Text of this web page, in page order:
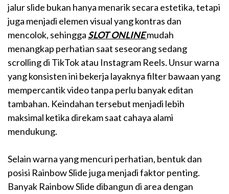
jalur slide bukan hanya menarik secara estetika, tetapi
juga menjadi elemen visual yang kontras dan
mencolok, sehingga SLOT ONLINEmudah
menangkap perhatian saat seseorang sedang
scrolling di TikTok atau Instagram Reels. Unsur warna
yang konsisten ini bekerja layaknya filter bawaan yang
mempercantik video tanpa perlu banyak editan
tambahan. Keindahan tersebut menjadi lebih
maksimal ketika direkam saat cahaya alami
mendukung.
Selain warna yang mencuri perhatian, bentuk dan
posisi Rainbow Slide juga menjadi faktor penting.
Banyak Rainbow Slide dibangun di area dengan